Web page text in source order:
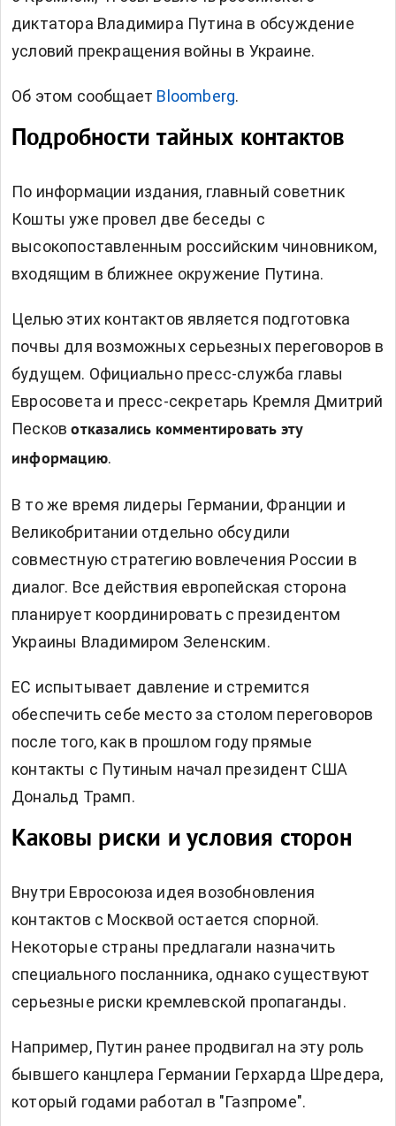
диктатора Владимира Путина в обсуждение
условий прекращения войны в Украине.
Об этом сообщает Bloomberg.
Подробности тайных контактов
По информации издания, главный советник
Кошты уже провел две беседы с
высокопоставленным российским чиновником,
входящим в ближнее окружение Путина.
Целью этих контактов является подготовка
почвы для возможных серьезных переговоров в
будущем. Официально пресс-служба главы
Евросовета и пресс-секретарь Кремля Дмитрий
Песков отказались комментировать эту
информацию.
В то же время лидеры Германии, Франции и
Великобритании отдельно обсудили
совместную стратегию вовлечения России в
диалог. Все действия европейская сторона
планирует координировать с президентом
Украины Владимиром Зеленским.
ЕС испытывает давление и стремится
обеспечить себе место за столом переговоров
после того, как в прошлом году прямые
контакты с Путиным начал президент США
Дональд Трамп.
Каковы риски и условия сторон
Внутри Евросоюза идея возобновления
контактов с Москвой остается спорной.
Некоторые страны предлагали назначить
специального посланника, однако существуют
серьезные риски кремлевской пропаганды.
Например, Путин ранее продвигал на эту роль
бывшего канцлера Германии Герхарда Шредера,
который годами работал в "Газпроме".